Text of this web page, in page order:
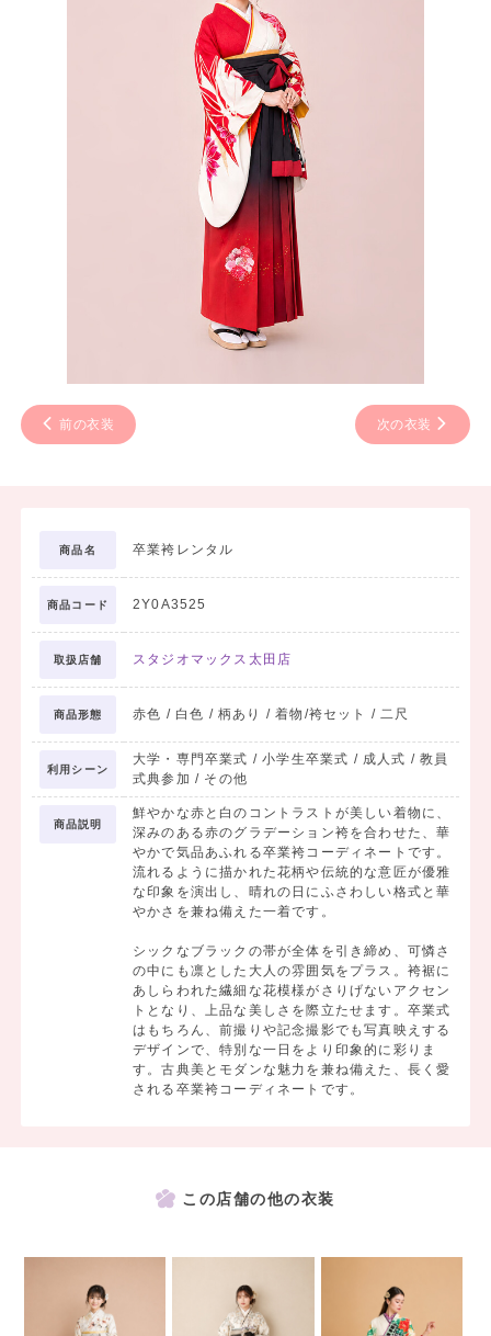
前の衣装 次の衣装
商品名 卒業袴レンタル
商品コード 2Y0A3525
取扱店舗 スタジオマックス太田店
商品形態 赤色 / 白色 / 柄あり / 着物/袴セット / 二尺
利用シーン
大学・専門卒業式 / 小学生卒業式 / 成人式 / 教員
式典参加 / その他
商品説明
鮮やかな赤と白のコントラストが美しい着物に、
深みのある赤のグラデーション袴を合わせた、華
やかで気品あふれる卒業袴コーディネートです。
流れるように描かれた花柄や伝統的な意匠が優雅
な印象を演出し、晴れの日にふさわしい格式と華
やかさを兼ね備えた一着です。
シックなブラックの帯が全体を引き締め、可憐さ
の中にも凛とした大人の雰囲気をプラス。袴裾に
あしらわれた繊細な花模様がさりげないアクセン
トとなり、上品な美しさを際立たせます。卒業式
はもちろん、前撮りや記念撮影でも写真映えする
デザインで、特別な一日をより印象的に彩りま
す。古典美とモダンな魅力を兼ね備えた、長く愛
される卒業袴コーディネートです。
この店舗の他の衣装